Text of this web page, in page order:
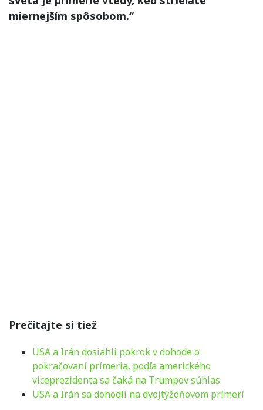
miernejším spôsobom.“
Prečítajte si tiež
USA a Irán dosiahli pokrok v dohode o
pokračovaní prímeria, podľa amerického
viceprezidenta sa čaká na Trumpov súhlas
USA a Irán sa dohodli na dvojtýždňovom prímerí